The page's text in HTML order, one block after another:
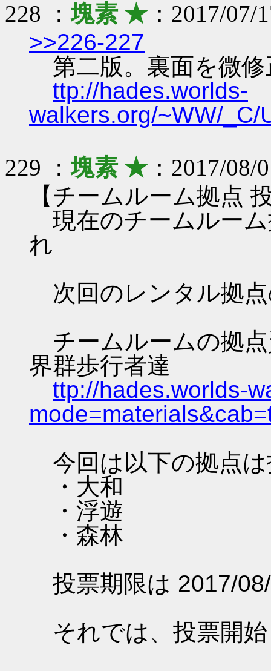
228 ：塊素 ★：2017/07/
>>226-227
第二版。裏面を微修
ttp://hades.worlds-
walkers.org/~WW/_C/
229 ：塊素 ★：2017/08/
【チームルーム拠点
現在のチームルー
れ
次回のレンタル拠
チームルームの拠
界群歩行者達
ttp://hades.worlds-
今回は以下の拠点
・大和
・浮遊
・森林
投票期限は 2017/
それでは、投票開